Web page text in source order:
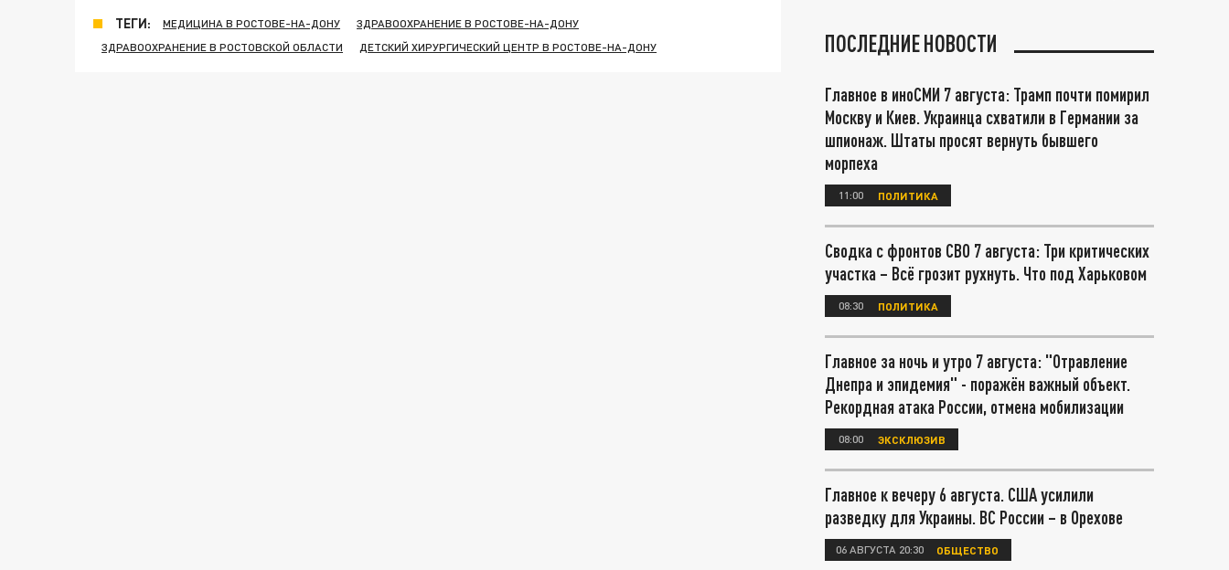
ТЕГИ: МЕДИЦИНА В РОСТОВЕ-НА-ДОНУ
ЗДРАВООХРАНЕНИЕ В РОСТОВЕ-НА-ДОНУ
ЗДРАВООХРАНЕНИЕ В РОСТОВСКОЙ ОБЛАСТИ
ДЕТСКИЙ ХИРУРГИЧЕСКИЙ ЦЕНТР В РОСТОВЕ-НА-ДОНУ ПОСЛЕДНИЕ НОВОСТИ
Главное в иноСМИ 7 августа: Трамп почти помирил
Москву и Киев. Украинца схватили в Германии за
шпионаж. Штаты просят вернуть бывшего
морпеха
11:00 ПОЛИТИКА
Сводка с фронтов СВО 7 августа: Три критических
участка – Всё грозит рухнуть. Что под Харьковом
08:30 ПОЛИТИКА
Главное за ночь и утро 7 августа: "Отравление
Днепра и эпидемия" - поражён важный объект.
Рекордная атака России, отмена мобилизации
08:00 ЭКСКЛЮЗИВ
Главное к вечеру 6 августа. США усилили
разведку для Украины. ВС России – в Орехове
06 АВГУСТА 20:30 ОБЩЕСТВО